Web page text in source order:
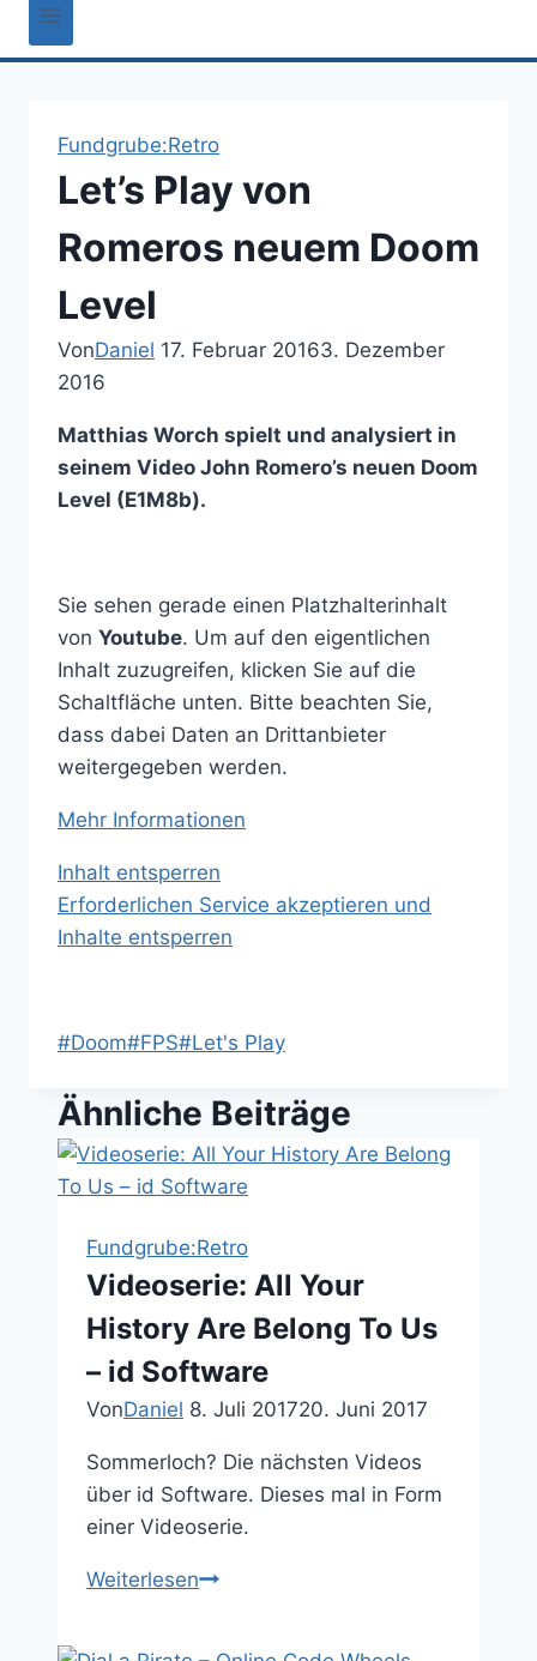
Fundgrube:Retro
Let’s Play von
Romeros neuem Doom
Level
VonDaniel 17. Februar 20163. Dezember
2016
Matthias Worch spielt und analysiert in
seinem Video John Romero’s neuen Doom
Level (E1M8b).
Sie sehen gerade einen Platzhalterinhalt
von Youtube. Um auf den eigentlichen
Inhalt zuzugreifen, klicken Sie auf die
Schaltfläche unten. Bitte beachten Sie,
dass dabei Daten an Drittanbieter
weitergegeben werden.
Mehr Informationen
Inhalt entsperren
Erforderlichen Service akzeptieren und
Inhalte entsperren
Schlagworte:
#Doom#FPS#Let's Play
Ähnliche Beiträge
Fundgrube:Retro
Videoserie: All Your
History Are Belong To Us
– id Software
VonDaniel 8. Juli 201720. Juni 2017
Sommerloch? Die nächsten Videos
über id Software. Dieses mal in Form
einer Videoserie.
WeiterlesenVideoserie: